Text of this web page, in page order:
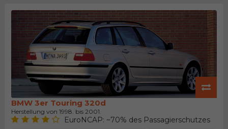
BMW 3er Touring 320d
Herstellung von 1998. bis 2001.
EuroNCAP: ~70% des Passagierschutzes